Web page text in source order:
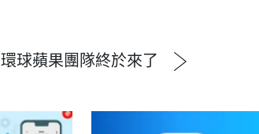
環球蘋果團隊終於來了